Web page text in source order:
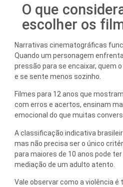
O que
escolher os
Narrativas cinematográficas
Quando um personagem
pressão para se encaixar, quem
e se sente menos sozinho.
Filmes para 12 anos que
com erros e acertos, ensinam
emocional do que muitas
A classificação indicativa
mas não precisa ser o único
para maiores de 10 anos pode
mediação de um adulto atento.
Vale observar como a violência é